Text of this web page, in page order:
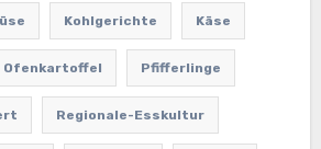
Kohlgerichte Käse
Ofenkartoffel Pfifferlinge
Regionale-Esskultur